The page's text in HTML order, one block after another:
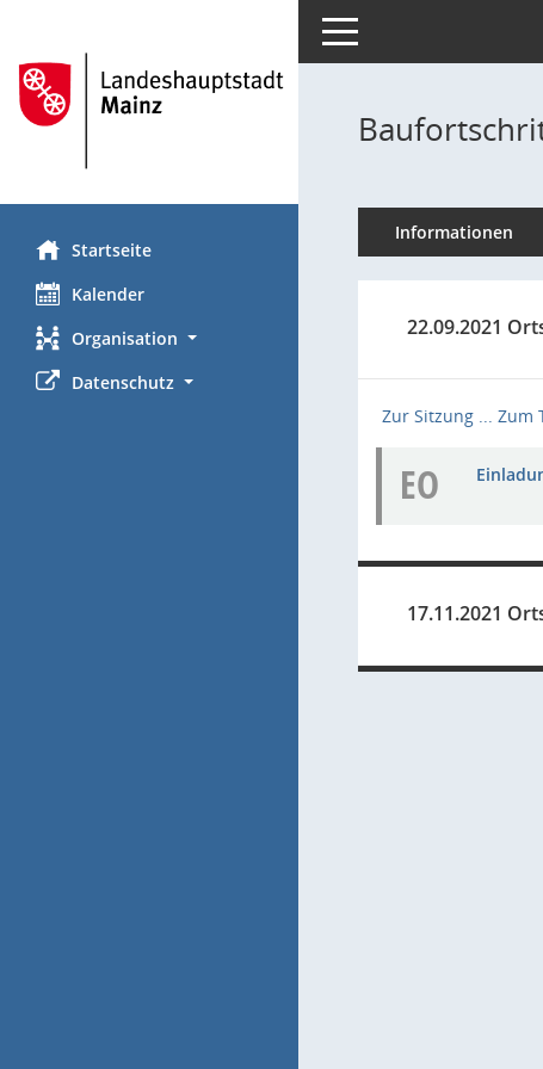
Startseite
Kalender
Organisation
Datenschutz
Toggle navigation
Informationen
22.09.2021
Zur Sitzung ... Zum
EO
17.11.2021